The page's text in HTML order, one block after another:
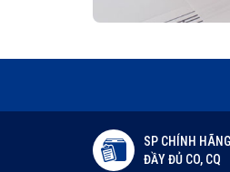
SP CHÍNH HÃNG
ĐẦY ĐỦ CO, CQ